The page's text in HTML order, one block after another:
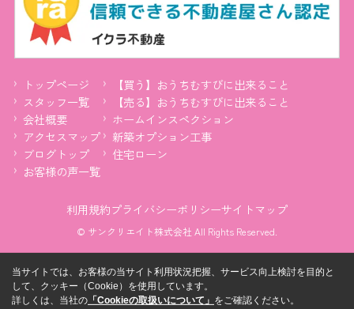
トップページ
【買う】おうちむすびに出来ること
スタッフ一覧
【売る】おうちむすびに出来ること
会社概要
ホームインスペクション
アクセスマップ
新築オプション工事
ブログトップ
住宅ローン
お客様の声一覧
利用規約プライバシーポリシーサイトマップ
© サンクリエイト株式会社 All Rights Reserved.
当サイトでは、お客様の当サイト利用状況把握、サービス向上検討を目的と
して、クッキー（Cookie）を使用しています。
詳しくは、当社の 「Cookieの取扱いについて」 をご確認ください。